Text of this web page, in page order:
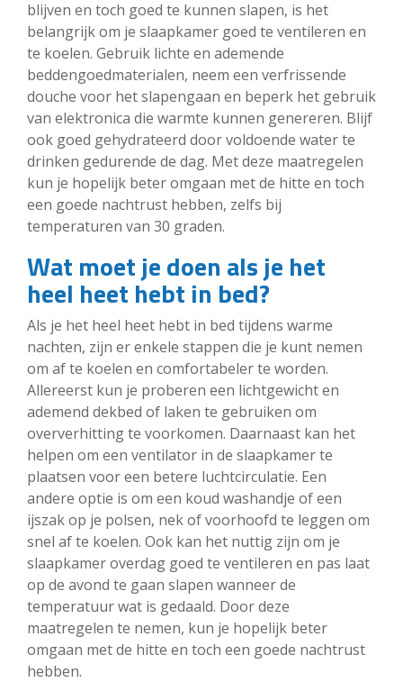
blijven en toch goed te kunnen slapen, is het
belangrijk om je slaapkamer goed te ventileren en
te koelen. Gebruik lichte en ademende
beddengoedmaterialen, neem een verfrissende
douche voor het slapengaan en beperk het gebruik
van elektronica die warmte kunnen genereren. Blijf
ook goed gehydrateerd door voldoende water te
drinken gedurende de dag. Met deze maatregelen
kun je hopelijk beter omgaan met de hitte en toch
een goede nachtrust hebben, zelfs bij
temperaturen van 30 graden.
Wat moet je doen als je het
heel heet hebt in bed?
Als je het heel heet hebt in bed tijdens warme
nachten, zijn er enkele stappen die je kunt nemen
om af te koelen en comfortabeler te worden.
Allereerst kun je proberen een lichtgewicht en
ademend dekbed of laken te gebruiken om
oververhitting te voorkomen. Daarnaast kan het
helpen om een ventilator in de slaapkamer te
plaatsen voor een betere luchtcirculatie. Een
andere optie is om een koud washandje of een
ijszak op je polsen, nek of voorhoofd te leggen om
snel af te koelen. Ook kan het nuttig zijn om je
slaapkamer overdag goed te ventileren en pas laat
op de avond te gaan slapen wanneer de
temperatuur wat is gedaald. Door deze
maatregelen te nemen, kun je hopelijk beter
omgaan met de hitte en toch een goede nachtrust
hebben.